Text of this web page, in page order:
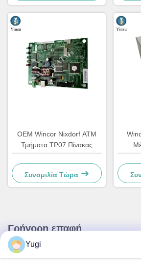
OEM Wincor Nixdorf ATM
Τμήματα TP07 Πίνακας
ελέγχου κύριας συσκευής
εκτύπωσης
Συνομιλία Τώρα
Γρήγορη επαφή
Διεύθυνση
Yugi